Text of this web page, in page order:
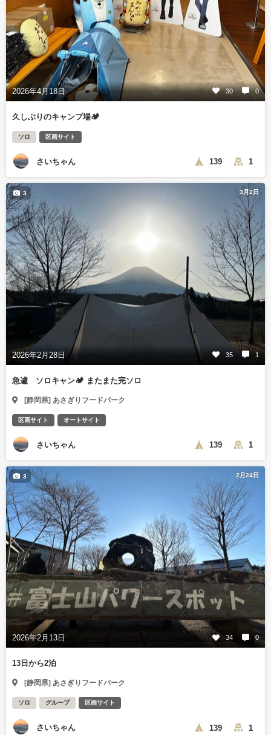
2026年4月18日 30 0
久しぶりのキャンプ場🏕️
ソロ 区画サイト
さいちゃん 139 1
3月2日
2026年2月28日 35 1
3
急遽 ソロキャン🏕️ またまた完ソロ
[静岡県] あさぎりフードパーク
区画サイト オートサイト
さいちゃん 139 1
2月24日
2026年2月13日 34 0
3
13日から2泊
[静岡県] あさぎりフードパーク
ソロ グループ 区画サイト
さいちゃん 139 1